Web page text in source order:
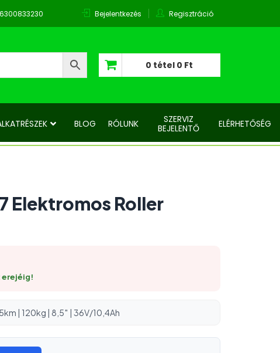
Bejelentkezés Regisztráció
0 tétel 0 Ft
Nincsenek termékek a kosárban.
BLOG RÓLUNK
SZERVIZ
BEJELENTŐ
ELÉRHETŐSÉG
Elektromos Roller
erejéig!
| 120kg | 8,5″ | 36V/10,4Ah